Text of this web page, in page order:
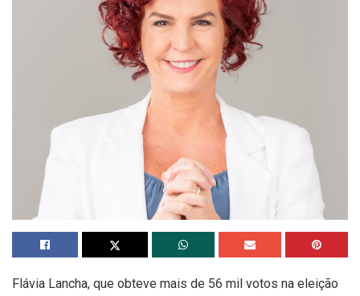
Flávia Lancha, que obteve mais de 56 mil votos na eleição